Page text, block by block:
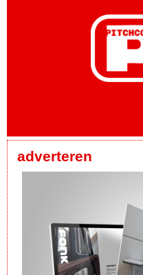
adverteren